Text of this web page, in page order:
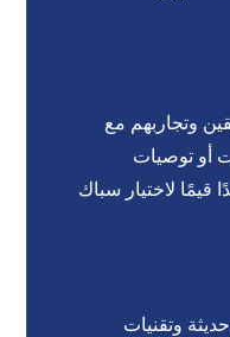
وتجاربهم مع
أو توصيات
قيمًا لاختيار سباك
وتقنيات